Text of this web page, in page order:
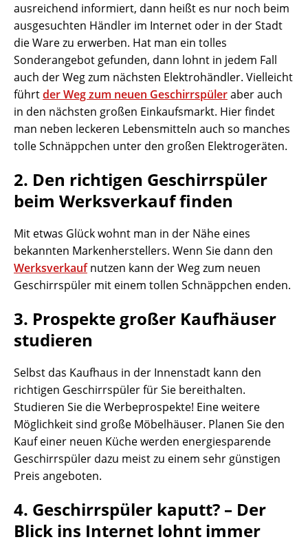
ausreichend informiert, dann heißt es nur noch beim
ausgesuchten Händler im Internet oder in der Stadt
die Ware zu erwerben. Hat man ein tolles
Sonderangebot gefunden, dann lohnt in jedem Fall
auch der Weg zum nächsten Elektrohändler. Vielleicht
führtder Weg zum neuen Geschirrspüleraber auch
in den nächsten großen Einkaufsmarkt. Hier findet
man neben leckeren Lebensmitteln auch so manches
tolle Schnäppchen unter den großen Elektrogeräten.
2. Den richtigen Geschirrspüler
beim Werksverkauf finden
Mit etwas Glück wohnt man in der Nähe eines
bekannten Markenherstellers. Wenn Sie dann den
Werksverkaufnutzen kann der Weg zum neuen
Geschirrspüler mit einem tollen Schnäppchen enden.
3. Prospekte großer Kaufhäuser
studieren
Selbst das Kaufhaus in der Innenstadt kann den
richtigen Geschirrspüler für Sie bereithalten.
Studieren Sie die Werbeprospekte! Eine weitere
Möglichkeit sind große Möbelhäuser. Planen Sie den
Kauf einer neuen Küche werden energiesparende
Geschirrspüler dazu meist zu einem sehr günstigen
Preis angeboten.
4. Geschirrspüler kaputt? – Der
Blick ins Internet lohnt immer